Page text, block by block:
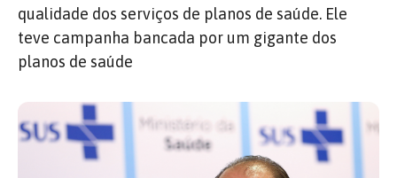
qualidade dos serviços de planos de saúde. Ele
teve campanha bancada por um gigante dos
planos de saúde